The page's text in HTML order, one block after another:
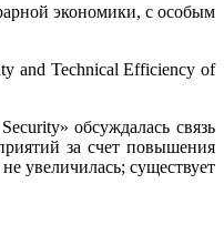
экономики, с особым
Technical Efficiency of
обсуждалась связь
за счет повышения
увеличилась; существует